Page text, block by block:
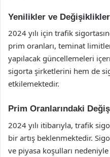
Yenilikler ve Değişiklikler
2024 yılı için trafik
prim oranları, teminat
yapılacak güncellemeleri
sigorta şirketlerini hem de
etkilemektedir.
Prim Oranlarındaki
2024 yılı itibarıyla, trafik
bir artış beklenmektedir.
ve piyasa koşulları